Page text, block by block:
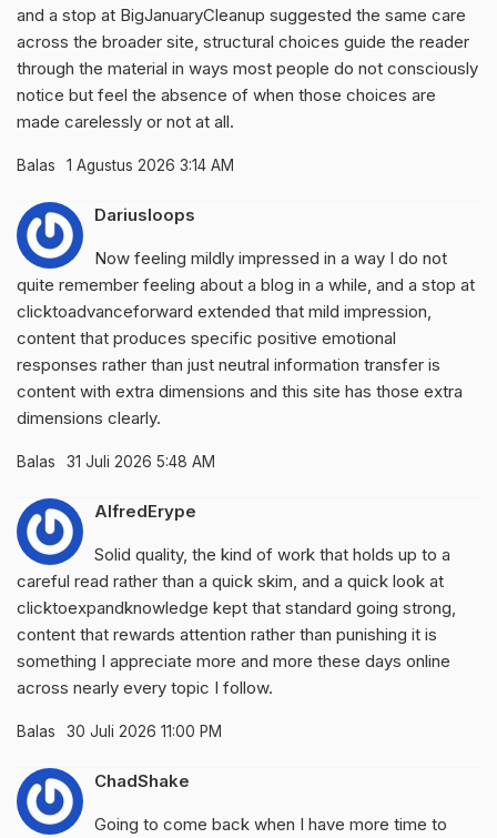
and a stop at BigJanuaryCleanup suggested the same care
across the broader site, structural choices guide the reader
through the material in ways most people do not consciously
notice but feel the absence of when those choices are
made carelessly or not at all.
Balas 1 Agustus 2026 3:14 AM
Dariusloops
Now feeling mildly impressed in a way I do not
quite remember feeling about a blog in a while, and a stop at
clicktoadvanceforward extended that mild impression,
content that produces specific positive emotional
responses rather than just neutral information transfer is
content with extra dimensions and this site has those extra
dimensions clearly.
Balas 31 Juli 2026 5:48 AM
AlfredErype
Solid quality, the kind of work that holds up to a
careful read rather than a quick skim, and a quick look at
clicktoexpandknowledge kept that standard going strong,
content that rewards attention rather than punishing it is
something I appreciate more and more these days online
across nearly every topic I follow.
Balas 30 Juli 2026 11:00 PM
ChadShake
Going to come back when I have more time to